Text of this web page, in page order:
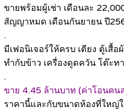
ขายพร้อมผู้เช่า เดือนละ
สัญญาหมด เดือนกันยายน ปี
.
มีเฟอนิเจอร์ให้ครบ เตียง ตู้เสื้อ
ทำกับข้าว เครื่องดูดควัน โต๊ะท
.
ขาย 4.45 ล้านบาท (ค่าโอนคน
ราคานี้และกับขนาดห้องที่ใหญ่